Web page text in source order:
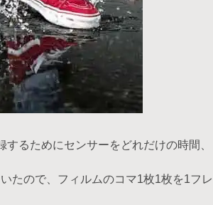
るためにセンサーをどれだけの時間、
たので、フィルムのコマ1枚1枚を1フレ